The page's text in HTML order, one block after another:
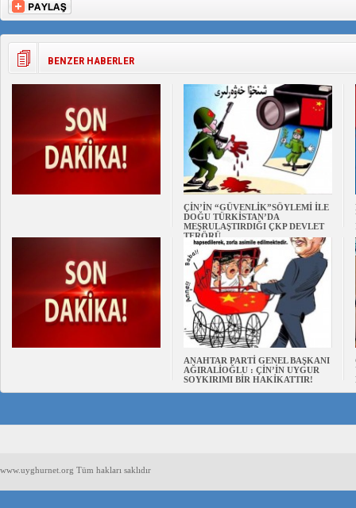
BENZER HABERLER
ÇİN’İN “GÜVENLİK”SÖYLEMİ İLE
DOĞU TÜRKİSTAN’DA
MEŞRULAŞTIRDIĞI ÇKP DEVLET
TERÖRÜ
ANAHTAR PARTİ GENEL BAŞKANI
AĞIRALİOĞLU : ÇİN’İN UYGUR
SOYKIRIMI BİR HAKİKATTIR!
www.uyghurnet.org Tüm hakları saklıdır